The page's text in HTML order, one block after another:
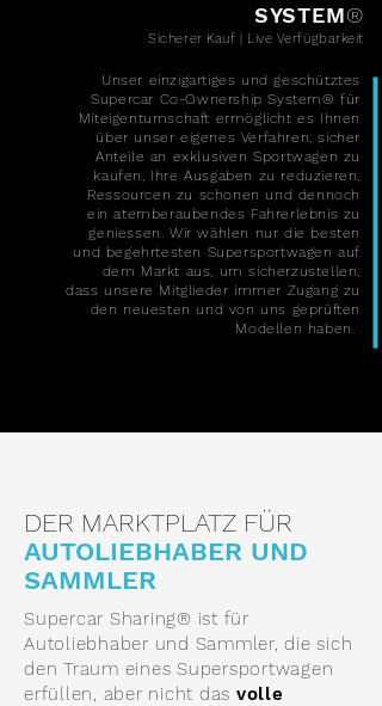
SYSTEM®
Sicherer Kauf | Live Verfügbarkeit
Unser einzigartiges und geschütztes
Supercar Co-Ownership System® für
Miteigentumschaft ermöglicht es Ihnen
über unser eigenes Verfahren, sicher
Anteile an exklusiven Sportwagen zu
kaufen, Ihre Ausgaben zu reduzieren,
Ressourcen zu schonen und dennoch
ein atemberaubendes Fahrerlebnis zu
geniessen. Wir wählen nur die besten
und begehrtesten Supersportwagen auf
dem Markt aus, um sicherzustellen,
dass unsere Mitglieder immer Zugang zu
den neuesten und von uns geprüften
Modellen haben.
DER MARKTPLATZ FÜR
AUTOLIEBHABER UND
SAMMLER
Supercar Sharing® ist für
Autoliebhaber und Sammler, die sich
den Traum eines Supersportwagen
erfüllen, aber nicht das volle